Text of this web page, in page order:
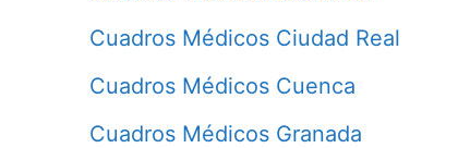
Cuadros Médicos Ciudad Real
Cuadros Médicos Cuenca
Cuadros Médicos Granada